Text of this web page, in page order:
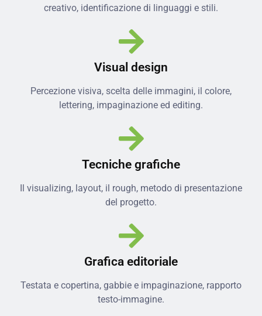
creativo, identificazione di linguaggi e stili.
Visual design
Percezione visiva, scelta delle immagini, il colore,
lettering, impaginazione ed editing.
Tecniche grafiche
Il visualizing, layout, il rough, metodo di presentazione
del progetto.
Grafica editoriale
Testata e copertina, gabbie e impaginazione, rapporto
testo-immagine.